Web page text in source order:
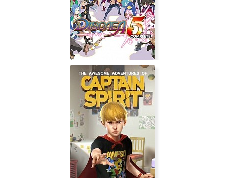
Natsuki Chronicles
Disgaea 5 Complete